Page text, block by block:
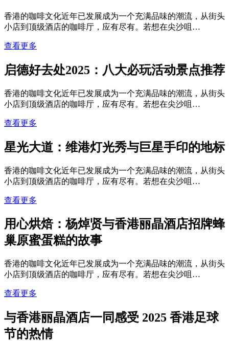
香港的咖啡文化近年已发展成为一个充满品味的潮流，从街头
小店到顶级酒店的咖啡厅，应有尽有。若想在尖沙咀…
查看更多
启德好去处2025：八大必玩活动景点推荐
香港的咖啡文化近年已发展成为一个充满品味的潮流，从街头
小店到顶级酒店的咖啡厅，应有尽有。若想在尖沙咀…
查看更多
星光大道：维港灯光秀与巨星手印的地标
香港的咖啡文化近年已发展成为一个充满品味的潮流，从街头
小店到顶级酒店的咖啡厅，应有尽有。若想在尖沙咀…
查看更多
用心烘焙：杨焯贤与香港丽晶酒店招牌蜂
巢原蜜蛋糕的故事
香港的咖啡文化近年已发展成为一个充满品味的潮流，从街头
小店到顶级酒店的咖啡厅，应有尽有。若想在尖沙咀…
查看更多
与香港丽晶酒店一同感受 2025 香港足球
节的热情